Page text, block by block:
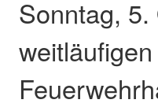
Sonntag,